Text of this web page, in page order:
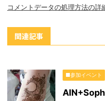
コメントデータの処理方法の
関連記事
■参加イベント